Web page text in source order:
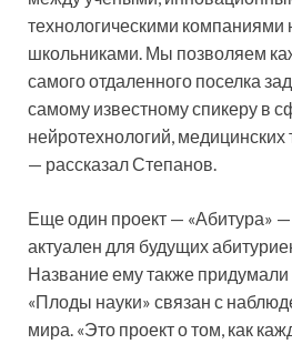
технологическими
школьниками. Мы позволяем
самого отдаленного поселка
самому известному спикеру в
нейротехнологий, медицинских
— рассказал Степанов.
Еще один проект — «Абитура» —
актуален для будущих
Название ему также
«Плоды науки» связан с
мира. «Это проект о том, как